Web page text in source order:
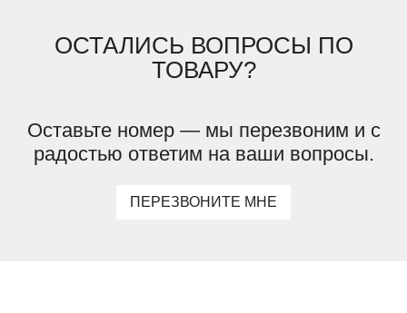
ОСТАЛИСЬ ВОПРОСЫ ПО
ТОВАРУ?
Оставьте номер — мы перезвоним и с
радостью ответим на ваши вопросы.
ПЕРЕЗВОНИТЕ МНЕ